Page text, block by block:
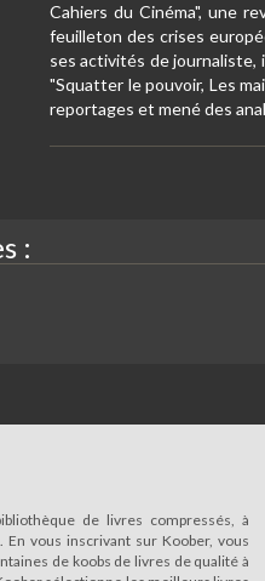
Cahiers du Cinéma", une
feuilleton des crises
ses activités de journaliste,
"Squatter le pouvoir, Les
reportages et mené des
:
de livres compressés, à
vous inscrivant sur Koober, vous
de koobs de livres de qualité à